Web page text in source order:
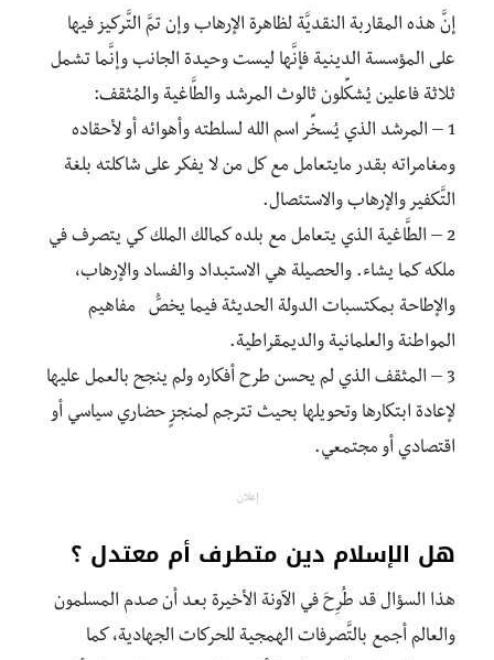
إنَّ هذه المقاربة النقديَّة لظاهرة الإرهاب وإن تمَّ التَّركيز فيها
على المؤسسة الدينية فإنَّها ليست وحيدة الجانب وإنَّما تشمل
ثلاثة فاعلين يُشكِّلون ثالوث المرشد والطَّاغية والمُثقف:
1 – المرشد الذي يُسخِّر اسم الله لسلطته وأهوائه أو لأحقاده
ومغامراته بقدر مايتعامل مع كل من لا يفكر على شاكلته بلغة
التَّكفير والإرهاب والاستئصال.
2 – الطَّاغية الذي يتعامل مع بلده كمالك الملك كي يتصرف في
ملكه كما يشاء. والحصيلة هي الاستبداد والفساد والإرهاب،
والإطاحة بمكتسبات الدولة الحديثة فيما يخصُّ مفاهيم
المواطنة والعلمانية والديمقراطية.
3 – المثقف الذي لم يحسن طرح أفكاره ولم ينجح بالعمل عليها
لإعادة ابتكارها وتحويلها بحيث تترجم لمنجزٍ حضاري سياسي أو
اقتصادي أو مجتمعي.
إعلان
هل الإسلام دين متطرف أم معتدل ؟
هذا السؤال قد طُرِحَ في الآونة الأخيرة بعد أن صدم المسلمون
والعالم أجمع بالتَّصرفات الهمجية للحركات الجهادية، كما